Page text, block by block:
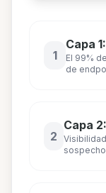
1
Capa
El 99%
de
2
Capa